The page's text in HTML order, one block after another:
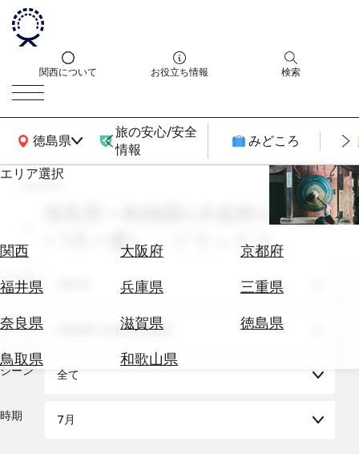
関西について お役立ち情報 検索
徳島県
関西広域MAP
旅の安心/安全
情報
みどころ
エリア選択
関西 大阪府
京都府
福井県
兵庫県
三重県
奈良県
滋賀県
徳島県
鳥取県
和歌山県
エ
券
テ
を
search
徳島県 × 動物園&水族館&植物園
× 7月 × 癒し・リラックス
エリア
テーマ 動物園&水族館&植物園
シーン 全て
時期 7月